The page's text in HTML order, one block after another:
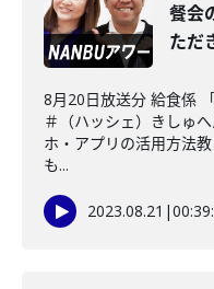
餐会
ただ
8月20日放送分 給食係
＃（ハッシェ）きしゅ
ホ・アプリの活用方法
も...
2023.08.21 |